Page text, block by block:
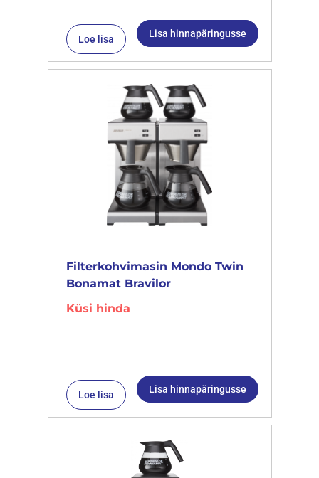
Loe lisa Lisa hinnapäringusse
Filterkohvimasin Mondo Twin
Bonamat Bravilor
Küsi hinda
Loe lisa Lisa hinnapäringusse